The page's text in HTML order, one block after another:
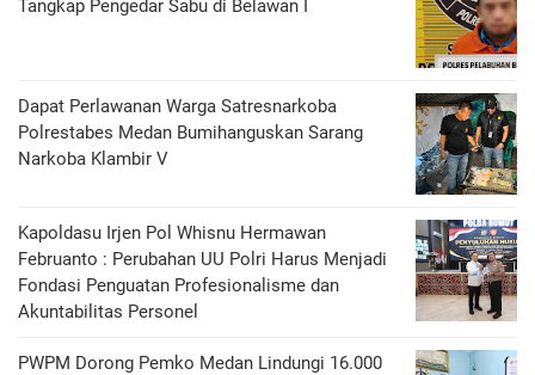
Tangkap Pengedar Sabu di Belawan I
Dapat Perlawanan Warga Satresnarkoba
Polrestabes Medan Bumihanguskan Sarang
Narkoba Klambir V
Kapoldasu Irjen Pol Whisnu Hermawan
Februanto : Perubahan UU Polri Harus Menjadi
Fondasi Penguatan Profesionalisme dan
Akuntabilitas Personel
PWPM Dorong Pemko Medan Lindungi 16.000